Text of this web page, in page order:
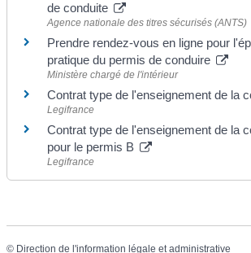
de conduite
Agence nationale des titres sécurisés (ANTS)
Prendre rendez-vous en ligne pour
pratique du permis de conduire
Ministère chargé de l'intérieur
Contrat type de l'enseignement de la
Legifrance
Contrat type de l'enseignement de la
pour le permis B
Legifrance
© Direction de l'information légale et administrative